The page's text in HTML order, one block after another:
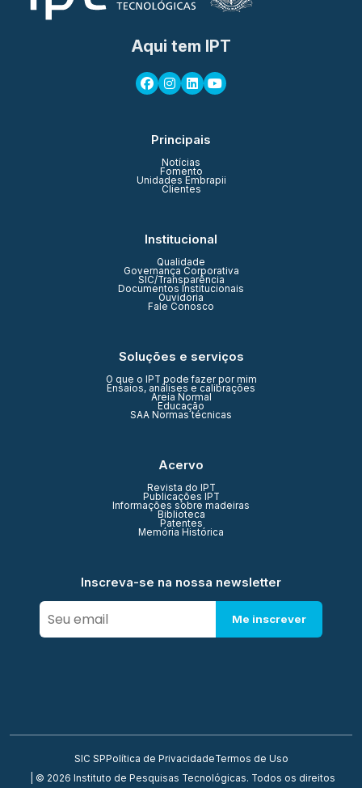
Aqui tem IPT
Principais
Notícias
Fomento
Unidades Embrapii
Clientes
Institucional
Qualidade
Governança Corporativa
SIC/Transparência
Documentos Institucionais
Ouvidoria
Fale Conosco
Soluções e serviços
O que o IPT pode fazer por mim
Ensaios, análises e calibrações
Areia Normal
Educação
SAA Normas técnicas
Acervo
Revista do IPT
Publicações IPT
Informações sobre madeiras
Biblioteca
Patentes
Memória Histórica
Inscreva-se na nossa newsletter
Me inscrever
SIC SP Política de PrivacidadeTermos de Uso
| © 2026 Instituto de Pesquisas Tecnológicas. Todos os direitos